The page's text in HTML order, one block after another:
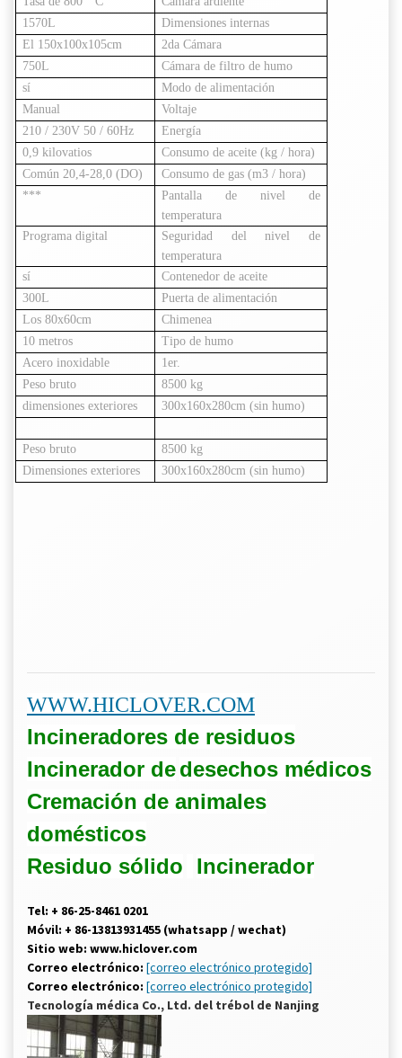
1570L
Dimensiones internas
El 150x100x105cm
2da Cámara
750L
Cámara de filtro de humo
sí
Modo de alimentación
Manual
Voltaje
210 / 230V 50 / 60Hz
Energía
0,9 kilovatios
Consumo de aceite (kg / hora)
Común 20,4-28,0 (DO)
Consumo de gas (m3 / hora)
***
Pantalla de nivel de
temperatura
Programa digital
Seguridad del nivel de
temperatura
sí
Contenedor de aceite
300L
Puerta de alimentación
Los 80x60cm
Chimenea
10 metros
Tipo de humo
Acero inoxidable
1er.
Peso bruto
8500 kg
dimensiones exteriores
300x160x280cm (sin humo)
Peso bruto
8500 kg
Dimensiones exteriores
300x160x280cm (sin humo)
WWW.HICLOVER.COM
Incineradores de residuos
Incinerador dedesechos médicos
Cremación de animales
domésticos
Residuo sólido
Incinerador
Tel: + 86-25-8461 0201
Móvil: + 86-13813931455 (whatsapp / wechat)
Sitio web: www.hiclover.com
Correo electrónico: [correo electrónico protegido]
Correo electrónico: [correo electrónico protegido]
Tecnología médica Co., Ltd. del trébol de Nanjing